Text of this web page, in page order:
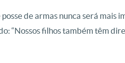
de armas nunca será mais
“Nossos filhos também têm